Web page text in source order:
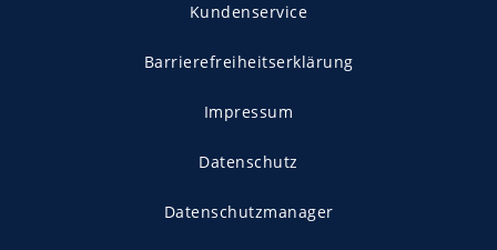
Kundenservice
Barrierefreiheitserklärung
Impressum
Datenschutz
Datenschutzmanager